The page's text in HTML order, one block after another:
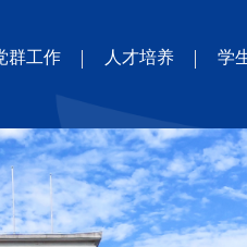
群工作 人才培养 学